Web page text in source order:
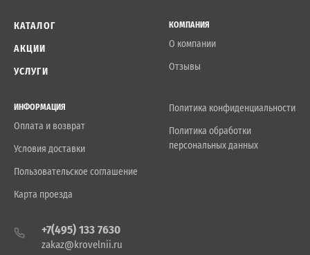
КАТАЛОГ
АКЦИИ
УСЛУГИ
КОМПАНИЯ
О компании
Отзывы
ИНФОРМАЦИЯ
Оплата и возврат
Условия доставки
Пользовательское соглашение
Карта проезда
Политика конфиденциальности
Политика обработки
персональных данных
+7(495) 133 7630
zakaz@krovelnii.ru